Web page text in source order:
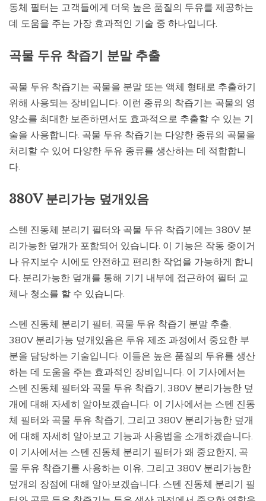
동체 필터는 고객들에게 더욱 높은 품질의 두유를 제공하는
데 도움을 주는 가장 효과적인 기술 중 하나입니다.
곡물 두유 착즙기 분말 추출
곡물 두유 착즙기는 곡물을 분말 또는 액체 형태로 추출하기
위해 사용되는 장비입니다. 이런 종류의 착즙기는 곡물의 영
양소를 최대한 보존하면서도 효과적으로 추출할 수 있는 기
술을 사용합니다. 곡물 두유 착즙기는 다양한 종류의 곡물을
처리할 수 있어 다양한 두유 종류를 생산하는 데 적합합니
다.
380V 분리가능 덮개있음
스텐 진동체 분리기 필터와 곡물 두유 착즙기에는 380V 분
리가능한 덮개가 포함되어 있습니다. 이 기능은 작동 중이거
나 유지보수 시에도 안전하고 편리한 작업을 가능하게 합니
다. 분리가능한 덮개를 통해 기기 내부에 접근하여 필터 교
체나 청소를 할 수 있습니다.
스텐 진동체 분리기 필터, 곡물 두유 착즙기 분말 추출,
380V 분리가능 덮개있음은 두유 제조 과정에서 중요한 부
분을 담당하는 기술입니다. 이들은 높은 품질의 두유를 생산
하는 데 도움을 주는 효과적인 장비입니다. 이 기사에서는
스텐 진동체 필터와 곡물 두유 착즙기, 380V 분리가능한 덮
개에 대해 자세히 알아보겠습니다. 이 기사에서는 스텐 진동
체 필터와 곡물 두유 착즙기, 그리고 380V 분리가능한 덮개
에 대해 자세히 알아보고 기능과 사용법을 소개하겠습니다.
이 기사에서는 스텐 진동체 분리기 필터가 왜 중요한지, 곡
물 두유 착즙기를 사용하는 이유, 그리고 380V 분리가능한
덮개의 장점에 대해 알아보겠습니다. 스텐 진동체 분리기 필